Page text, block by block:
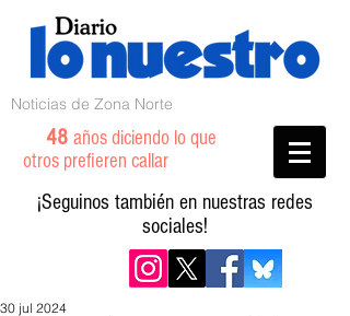
Noticias de Zona Norte
48 años diciendo lo que
otros prefieren callar
¡Seguinos también en nuestras redes
sociales!
30 jul 2024